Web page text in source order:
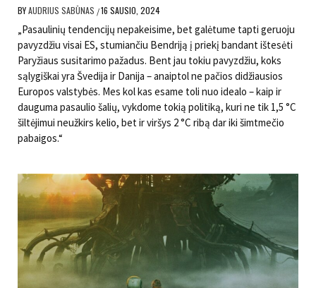
BYAUDRIUS SABŪNAS /16 SAUSIO, 2024
„Pasaulinių tendencijų nepakeisime, bet galėtume tapti geruoju
pavyzdžiu visai ES, stumiančiu Bendriją į priekį bandant ištesėti
Paryžiaus susitarimo pažadus. Bent jau tokiu pavyzdžiu, koks
sąlygiškai yra Švedija ir Danija – anaiptol ne pačios didžiausios
Europos valstybės. Mes kol kas esame toli nuo idealo – kaip ir
dauguma pasaulio šalių, vykdome tokią politiką, kuri ne tik 1,5 °C
šiltėjimui neužkirs kelio, bet ir viršys 2 °C ribą dar iki šimtmečio
pabaigos.“